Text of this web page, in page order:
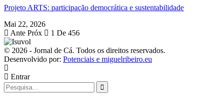
Projeto ARTS: participação democrática e sustentabilidade
Mai 22, 2026
Ante Próx 1 De 456
© 2026 - Jornal de Cá. Todos os direitos reservados.
Desenvolvido por: Potenciais e miguelribeiro.eu
Entrar